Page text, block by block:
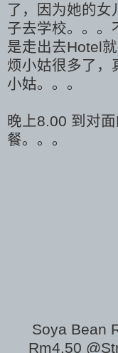
了，因为她的女
子去学校。。。
是走出去Hotel
烦小姑很多了，
小姑。。。
晚上8.00 到对
餐。。。
Soya Bean
Rm4.50